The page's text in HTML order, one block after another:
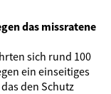
das missratene
sich rund 100
ein einseitiges
den Schutz